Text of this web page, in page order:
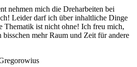
nehmen mich die Dreharbeiten bei
Leider darf ich über inhaltliche Dinge
ist nicht ohne! Ich freu mich,
mehr Raum und Zeit für andere